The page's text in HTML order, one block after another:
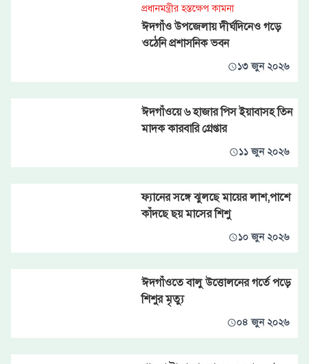
প্রধানমন্ত্রীর হস্তক্ষেপ কামনা
ঈদগাঁও উপজেলায় দীর্ঘদিনেও গড়ে
ওঠেনি প্রশাসনিক ভবন
১৩ জুন ২০২৬
ঈদগাঁওয়ে ৬ হাজার পিস ইয়াবাসহ তিন
মাদক কারবারি গ্রেপ্তার
১১ জুন ২০২৬
ফ্যানের সঙ্গে ঝুলছে মায়ের লাশ,পাশে
কাঁদছে ছয় মাসের শিশু
১০ জুন ২০২৬
ঈদগাঁওতে বালু উত্তোলনের গর্তে পড়ে
শিশুর মৃত্যু
০৪ জুন ২০২৬